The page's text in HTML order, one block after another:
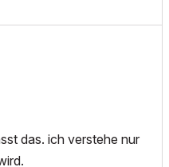
das. ich verstehe nur